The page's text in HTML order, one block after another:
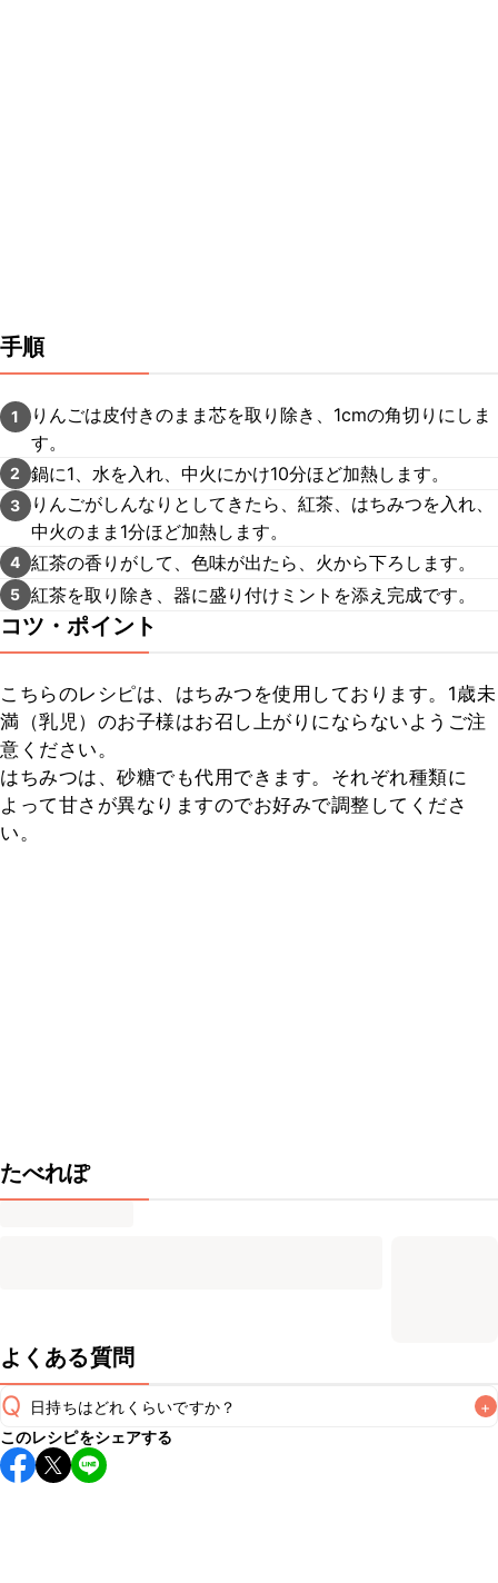
手順
1
りんごは皮付きのまま芯を取り除き、1cmの角切りにしま
す。
2 鍋に1、水を入れ、中火にかけ10分ほど加熱します。
3
りんごがしんなりとしてきたら、紅茶、はちみつを入れ、
中火のまま1分ほど加熱します。
4 紅茶の香りがして、色味が出たら、火から下ろします。
5 紅茶を取り除き、器に盛り付けミントを添え完成です。
コツ・ポイント
こちらのレシピは、はちみつを使用しております。1歳未
満（乳児）のお子様はお召し上がりにならないようご注
意ください。
はちみつは、砂糖でも代用できます。それぞれ種類に
よって甘さが異なりますのでお好みで調整してくださ
い。
たべれぽ
よくある質問
Q 日持ちはどれくらいですか？ +
こちらのレシピは出来たてをお召し上がりいただくことをお
すすめします。
このレシピをシェアする